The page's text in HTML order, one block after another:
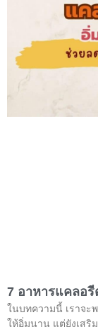
7 อาหารแคลอ
ในบทความนี้ เราจะ
ให้อิ่มนาน แต่ยังเสริ